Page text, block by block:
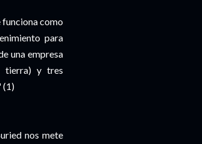
funciona como
para
una empresa
tierra) y tres
(1)
nos mete